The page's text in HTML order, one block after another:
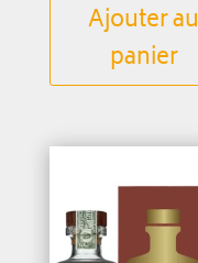
Ajouter au
panier